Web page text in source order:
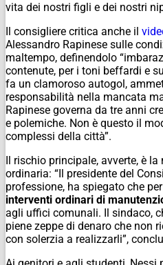
vita dei nostri figli e dei nostri
Il consigliere critica anche il
Alessandro Rapinese sulle
maltempo, definendolo
contenute, per i toni beffardi e
fa un clamoroso autogol,
responsabilità nella mancata
Rapinese governa da tre anni
e polemiche. Non è questo il
complessi della città”.
Il rischio principale, avverte, è
ordinaria: “Il presidente del
professione, ha spiegato che
interventi ordinari di
agli uffici comunali. Il sindaco,
piene zeppe di denaro che non
con solerzia a realizzarli”,